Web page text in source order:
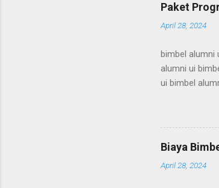
Paket
April 28, 2024
bimbel alumni
alumni ui
ui bimbel
alumni ui
ui bimbel
bimbel alumni
alumni ui
Biaya
April 28, 2024